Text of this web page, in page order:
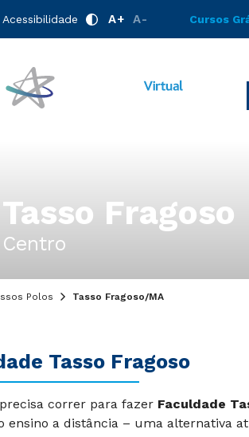
Acessibilidade A+ A- Cursos
Tasso Fragoso
Centro
Polos Tasso Fragoso/MA
Tasso Fragoso
correr para fazer Faculdade
ensino a distância – uma alternativa